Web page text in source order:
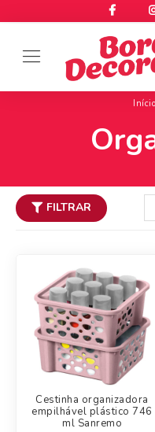
Início
FILTRAR
Cestinha organizadora
empilhável plástico 746
ml Sanremo